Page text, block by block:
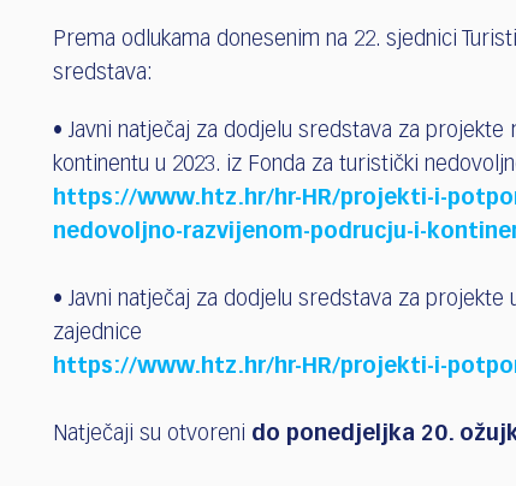
reader;
Control-
accessibility
Prema odlukama donesenim na 22. sjednici
sredstava:
• Javni natječaj za dodjelu sredstava za
kontinentu u 2023. iz Fonda za turistički
https://www.htz.hr/hr-HR/projekti-i-
nedovoljno-razvijenom-podrucju-i-
• Javni natječaj za dodjelu sredstava za
zajednice
https://www.htz.hr/hr-HR/projekti-i-
Natječaji su otvoreni do ponedjeljka 20.